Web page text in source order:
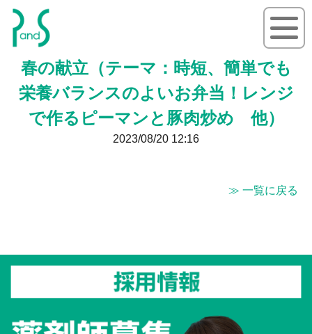
春の献立（テーマ：時短、簡単でも
栄養バランスのよいお弁当！レンジ
で作るピーマンと豚肉炒め 他）
2023/08/20 12:16
≫ 一覧に戻る